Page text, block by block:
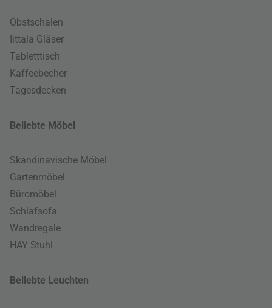
Obstschalen
Iittala Gläser
Tabletttisch
Kaffeebecher
Tagesdecken
Beliebte Möbel
Skandinavische Möbel
Gartenmöbel
Büromöbel
Schlafsofa
Wandregale
HAY Stuhl
Beliebte Leuchten